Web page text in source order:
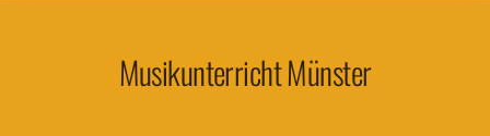
Musikunterricht Münster